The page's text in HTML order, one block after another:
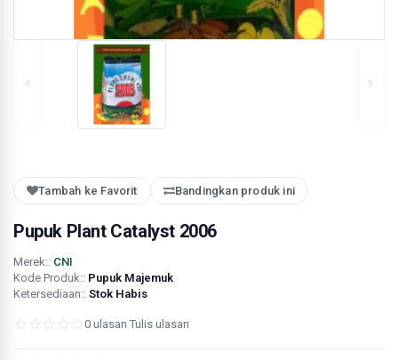
Tambah ke Favorit Bandingkan produk ini
Pupuk Plant Catalyst 2006
Merek:: CNI
Kode Produk:: Pupuk Majemuk
Ketersediaan:: Stok Habis
0 ulasan Tulis ulasan